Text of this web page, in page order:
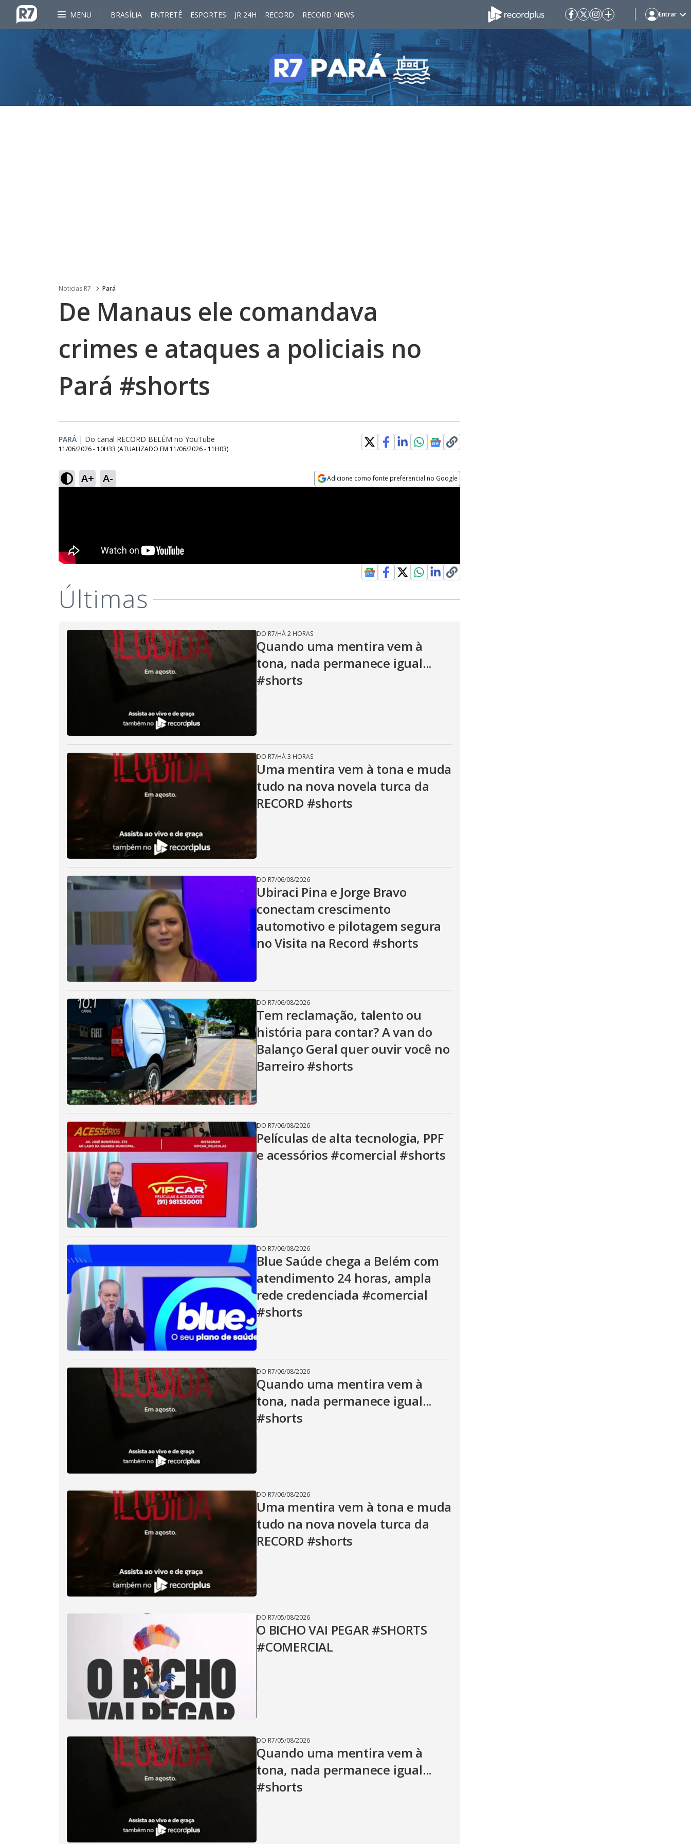
MENU BRASÍLIA ENTRETÊ ESPORTES JR 24H RECORD RECORD NEWS Entrar
Noticias R7 Pará
De Manaus ele comandava
crimes e ataques a policiais no
Pará #shorts
PARÁ | Do canal RECORD BELÉM no YouTube
11/06/2026 - 10H33 (ATUALIZADO EM 11/06/2026 - 11H03)
A+ A- Adicione como fonte preferencial no Google
Últimas
DO R7/HÁ 2 HORAS
Quando uma mentira vem à
tona, nada permanece igual...
#shorts
DO R7/HÁ 3 HORAS
Uma mentira vem à tona e muda
tudo na nova novela turca da
RECORD #shorts
DO R7/06/08/2026
Ubiraci Pina e Jorge Bravo
conectam crescimento
automotivo e pilotagem segura
no Visita na Record #shorts
DO R7/06/08/2026
Tem reclamação, talento ou
história para contar? A van do
Balanço Geral quer ouvir você no
Barreiro #shorts
DO R7/06/08/2026
Películas de alta tecnologia, PPF
e acessórios #comercial #shorts
DO R7/06/08/2026
Blue Saúde chega a Belém com
atendimento 24 horas, ampla
rede credenciada #comercial
#shorts
DO R7/06/08/2026
Quando uma mentira vem à
tona, nada permanece igual...
#shorts
DO R7/06/08/2026
Uma mentira vem à tona e muda
tudo na nova novela turca da
RECORD #shorts
DO R7/05/08/2026
O BICHO VAI PEGAR #SHORTS
#COMERCIAL
DO R7/05/08/2026
Quando uma mentira vem à
tona, nada permanece igual...
#shorts